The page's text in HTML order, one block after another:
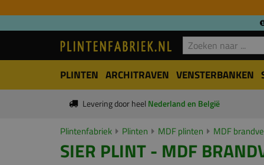
PLINTEN ARCHITRAVEN VENSTERBANKEN
Levering door heel Nederland en België
Plintenfabriek Plinten MDF plinten MDF
SIER PLINT - MDF